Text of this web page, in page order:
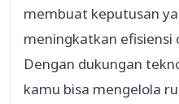
membuat keputusan
meningkatkan efisiensi
Dengan dukungan
kamu bisa mengelola